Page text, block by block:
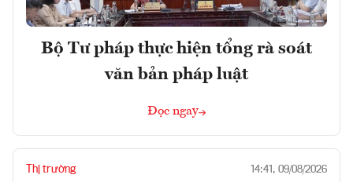
Bộ Tư pháp thực hiện tổng rà soát
văn bản pháp luật
Đọc ngay
Thị trường 14:41, 09/08/2026